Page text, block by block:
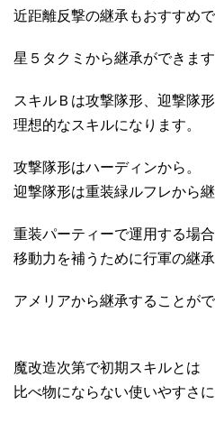
近距離反撃の継承もおすすめで
星５タクミから継承ができます
スキルＢは攻撃隊形、迎撃隊
理想的なスキルになります。
攻撃隊形はハーディンから。
迎撃隊形は重装緑ルフレから継
重装パーティーで運用する場
移動力を補うために行軍の継
アメリアから継承することがで
魔改造次第で初期スキルとは
比べ物にならない使いやすさ